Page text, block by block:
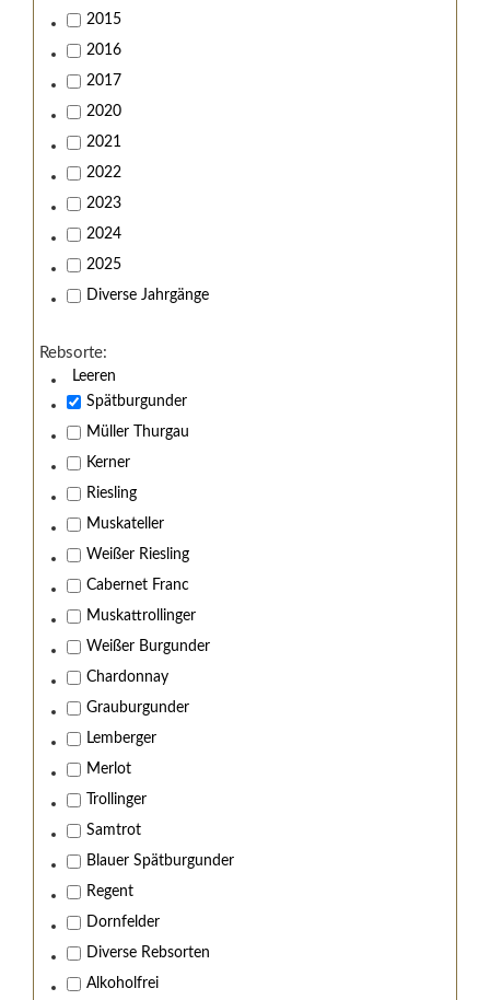
2015
2016
2017
2020
2021
2022
2023
2024
2025
Diverse Jahrgänge
Rebsorte:
Leeren
Spätburgunder
Müller Thurgau
Kerner
Riesling
Muskateller
Weißer Riesling
Cabernet Franc
Muskattrollinger
Weißer Burgunder
Chardonnay
Grauburgunder
Lemberger
Merlot
Trollinger
Samtrot
Blauer Spätburgunder
Regent
Dornfelder
Diverse Rebsorten
Alkoholfrei